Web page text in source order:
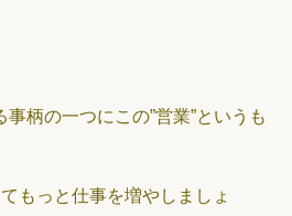
柄の一つにこの”営業”というも
もっと仕事を増やしましょ